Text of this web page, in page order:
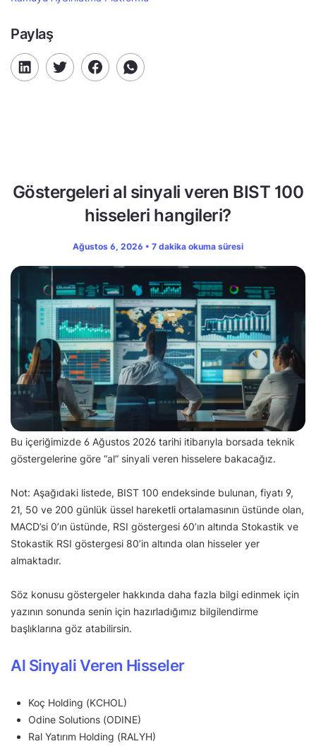
Paylaş
Göstergeleri al sinyali veren BIST 100
hisseleri hangileri?
Ağustos 6, 2026 • 7 dakika okuma süresi
Bu içeriğimizde 6 Ağustos 2026 tarihi itibarıyla borsada teknik
göstergelerine göre “al” sinyali veren hisselere bakacağız.
Not: Aşağıdaki listede, BIST 100 endeksinde bulunan, fiyatı 9,
21, 50 ve 200 günlük üssel hareketli ortalamasının üstünde olan,
MACD’si 0’ın üstünde, RSI göstergesi 60’ın altında Stokastik ve
Stokastik RSI göstergesi 80’in altında olan hisseler yer
almaktadır.
Söz konusu göstergeler hakkında daha fazla bilgi edinmek için
yazının sonunda senin için hazırladığımız bilgilendirme
başlıklarına göz atabilirsin.
Al Sinyali Veren Hisseler
Koç Holding (KCHOL)
Odine Solutions (ODINE)
Ral Yatırım Holding (RALYH)